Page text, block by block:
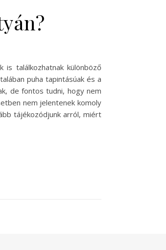
találkozhatnak különböző
puha tapintásúak és a
de fontos tudni, hogy nem
nem jelentenek komoly
tájékozódjunk arról, miért